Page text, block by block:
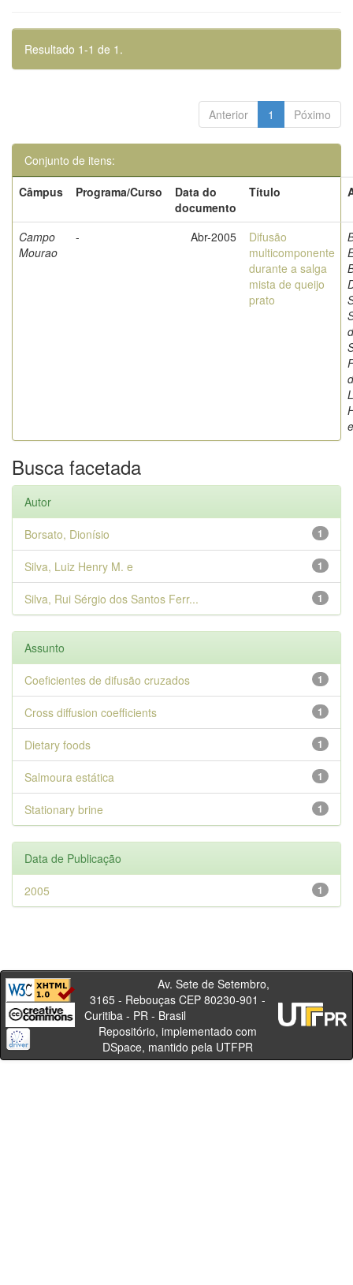
Resultado 1-1 de 1.
Anterior 1 Póximo
Conjunto de itens:
Câmpus
Programa/Curso
Data do
documento
Título
Campo
Mourao
- Abr-2005
Difusão
multicomponente
durante a salga
mista de queijo
prato
e
Busca facetada
Autor
1
Borsato, Dionísio
1
Silva, Luiz Henry M. e
1
Silva, Rui Sérgio dos Santos Ferr...
Assunto
1
Coeficientes de difusão cruzados
1
Cross diffusion coefficients
1
Dietary foods
1
Salmoura estática
1
Stationary brine
Data de Publicação
1
2005
Av. Sete de Setembro,
3165 - Rebouças CEP 80230-901 -
Curitiba - PR - Brasil
Repositório, implementado com
DSpace, mantido pela UTFPR